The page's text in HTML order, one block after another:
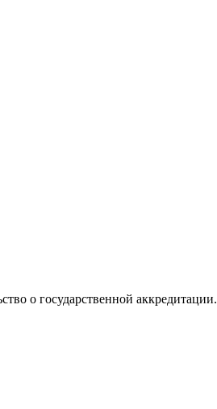
о государственной аккредитации.